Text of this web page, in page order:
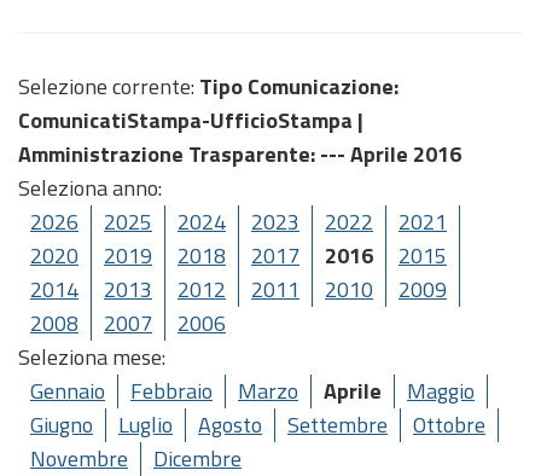
Selezione corrente: Tipo Comunicazione:
ComunicatiStampa-UfficioStampa |
Amministrazione Trasparente: --- Aprile 2016
Seleziona anno:
2026
2025 2024 2023 2022
2021
2020
2019 2018 2017 2016
2015
2014
2013 2012 2011 2010
2009
2008
2007
2006
Seleziona mese:
Gennaio
Febbraio Marzo Aprile
Maggio
Giugno
Luglio Agosto Settembre
Ottobre
Novembre
Dicembre